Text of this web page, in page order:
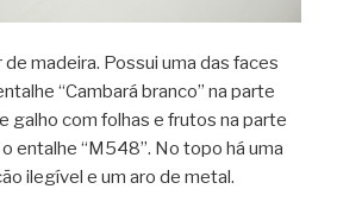
madeira. Possui uma das faces
“Cambará branco” na parte
galho com folhas e frutos na parte
entalhe “M548”. No topo há uma
ilegível e um aro de metal.